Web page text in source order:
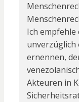
Ich empfehle
unverzüglich
ernennen,
Akteuren in